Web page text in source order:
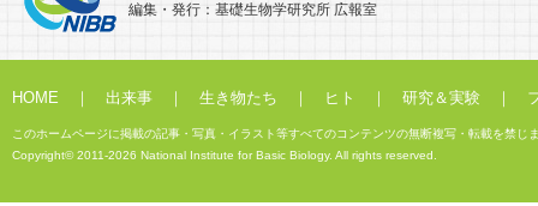
編集・発行：基礎生物学研究所 広報室
HOME ｜ 出来事 ｜ 生き物たち ｜ ヒト ｜ 研究＆実験 ｜
このホームページに掲載の記事・写真・イラスト等すべてのコンテンツの無断複写・転載を禁じ
Copyright© 2011-2026 National Institute for Basic Biology. All rights reserved.